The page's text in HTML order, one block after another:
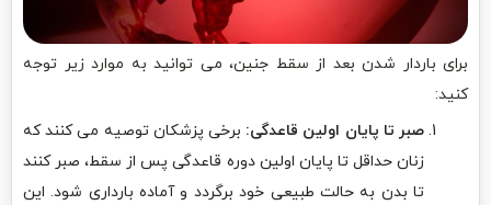
برای باردار شدن بعد از سقط جنین، می توانید به موارد زیر توجه
کنید:
صبر تا پایان اولین قاعدگی: برخی پزشکان توصیه می کنند که
زنان حداقل تا پایان اولین دوره قاعدگی پس از سقط، صبر کنند
تا بدن به حالت طبیعی خود برگردد و آماده بارداری شود. این